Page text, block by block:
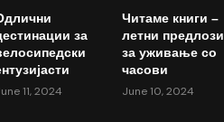
за
11, 2024
Читаме книги –
летни предлози
за уживање со
часови
June 10, 2024